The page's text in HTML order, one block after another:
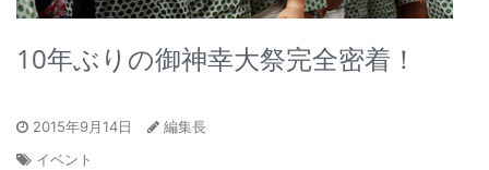
10年ぶりの御神幸大祭完全密着！
2015年9月14日
編集長
イベント